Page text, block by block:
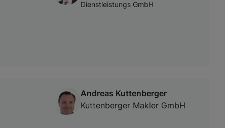
Dienstleistungs GmbH
Andreas Kuttenberger
Kuttenberger Makler GmbH